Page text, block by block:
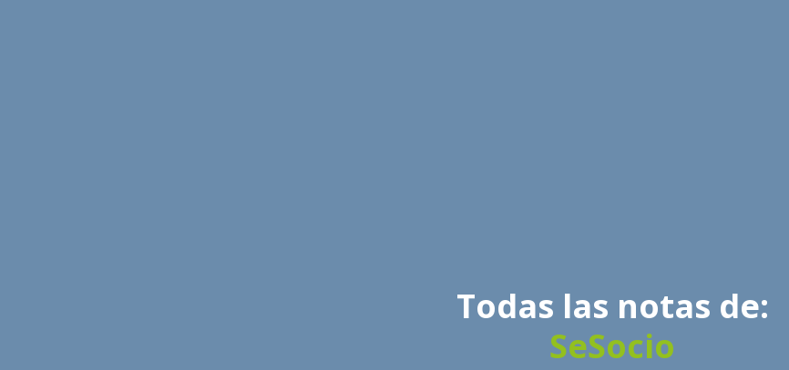
Todas las notas de:
SeSocio